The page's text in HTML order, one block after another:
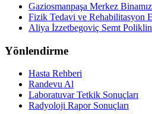
Gaziosmanpaşa Merkez Binamız
Fizik Tedavi ve Rehabilitasyon
Aliya İzzetbegoviç Semt
Yönlendirme
Hasta Rehberi
Randevu Al
Laboratuvar Tetkik Sonuçları
Radyoloji Rapor Sonuçları